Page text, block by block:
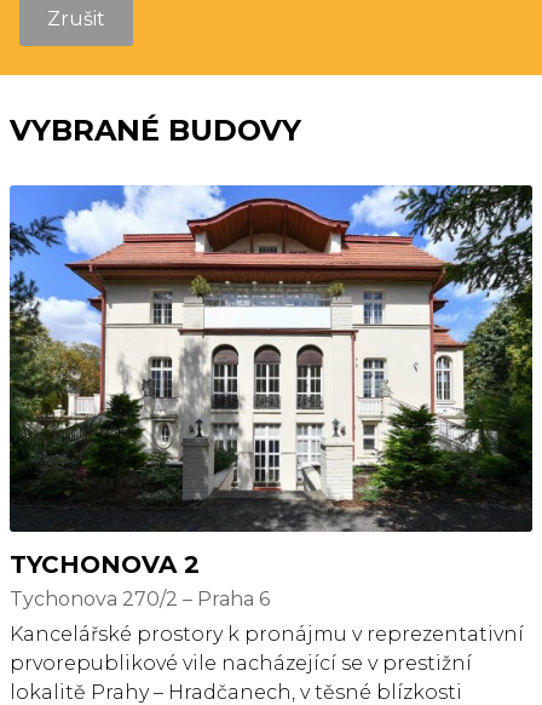
Zrušit
VYBRANÉ BUDOVY
TYCHONOVA 2
Tychonova 270/2 – Praha 6
Kancelářské prostory k pronájmu v reprezentativní
prvorepublikové vile nacházející se v prestižní
lokalitě Prahy – Hradčanech, v těsné blízkosti